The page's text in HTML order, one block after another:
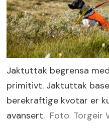
Jaktuttak begrensa
primitivt. Jaktuttak
berekraftige kvotar er
avansert. Foto. Torgeir